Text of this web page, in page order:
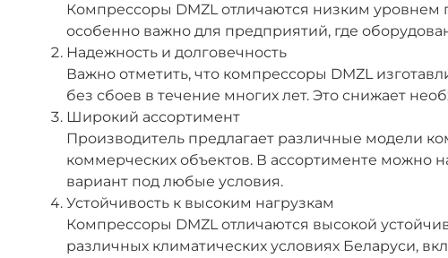
Компрессоры DMZL отличаются низким уровнем
особенно важно для предприятий, где
Надежность и долговечность
Важно отметить, что компрессоры DMZL
без сбоев в течение многих лет. Это снижает
Широкий ассортимент
Производитель предлагает различные модели
коммерческих объектов. В ассортименте можно
вариант под любые условия.
Устойчивость к высоким нагрузкам
Компрессоры DMZL отличаются высокой
различных климатических условиях Беларуси,